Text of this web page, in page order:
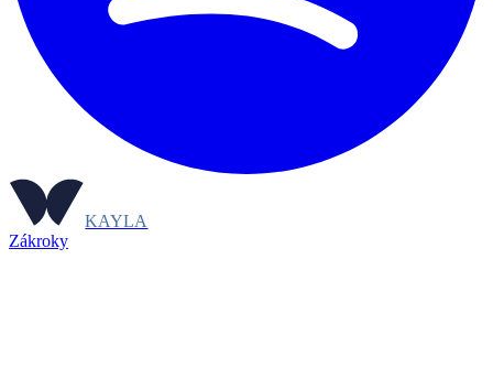
KAYLA
Zákroky